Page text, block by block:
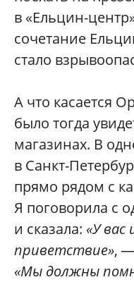
в «Ельцин-
сочетание
стало
А что касается
было тогда
магазинах. В
в Санкт-
прямо рядом с
Я поговорила с
и сказала: «У вас
приветствие»,
«Мы должны